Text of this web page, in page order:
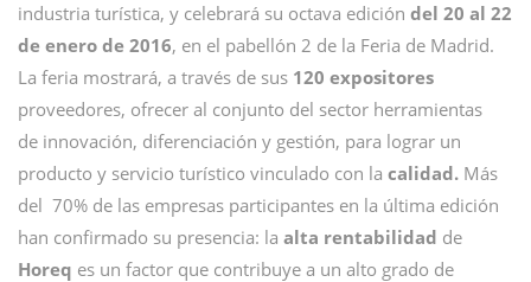
industria turística, y celebrará su octava edición del 20 al 22
de enero de 2016, en el pabellón 2 de la Feria de Madrid.
La feria mostrará, a través de sus 120 expositores
proveedores, ofrecer al conjunto del sector herramientas
de innovación, diferenciación y gestión, para lograr un
producto y servicio turístico vinculado con la calidad. Más
del 70% de las empresas participantes en la última edición
han confirmado su presencia: la alta rentabilidad de
Horeq es un factor que contribuye a un alto grado de